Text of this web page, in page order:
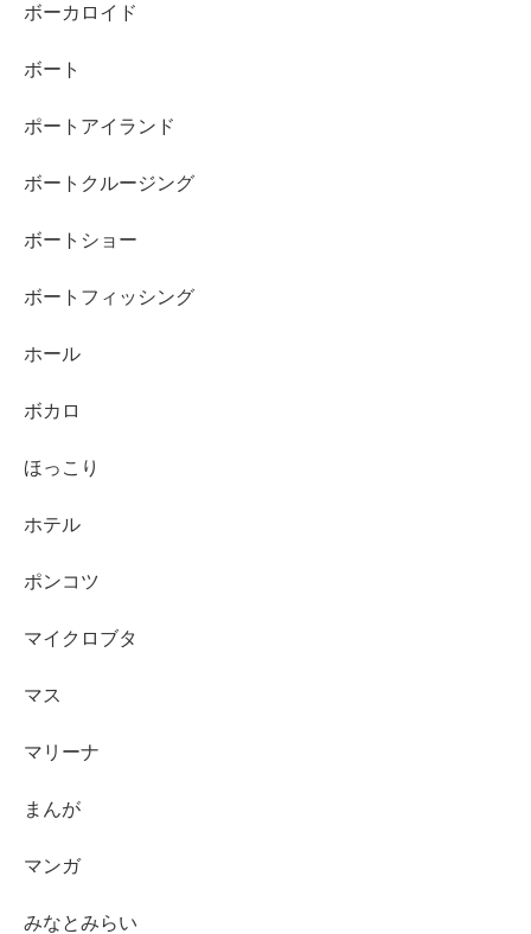
ボーカロイド
ボート
ポートアイランド
ボートクルージング
ボートショー
ボートフィッシング
ホール
ボカロ
ほっこり
ホテル
ポンコツ
マイクロブタ
マス
マリーナ
まんが
マンガ
みなとみらい